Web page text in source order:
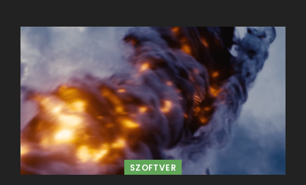
SZOFTVER